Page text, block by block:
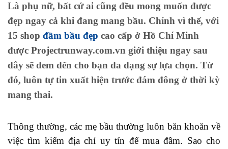
Là phụ nữ, bất cứ ai cũng đều mong muốn được
đẹp ngay cả khi đang mang bầu. Chính vì thế, với
15 shop đầm bầu đẹp cao cấp ở Hồ Chí Minh
được Projectrunway.com.vn giới thiệu ngay sau
đây sẽ đem đến cho bạn đa dạng sự lựa chọn. Từ
đó, luôn tự tin xuất hiện trước đám đông ở thời kỳ
mang thai.
Thông thường, các mẹ bầu thường luôn băn khoăn về
việc tìm kiếm địa chỉ uy tín để mua đầm. Sao cho